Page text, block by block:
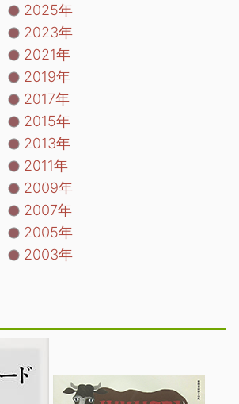
2025年
2023年
2021年
2019年
2017年
2015年
2013年
2011年
2009年
2007年
2005年
2003年